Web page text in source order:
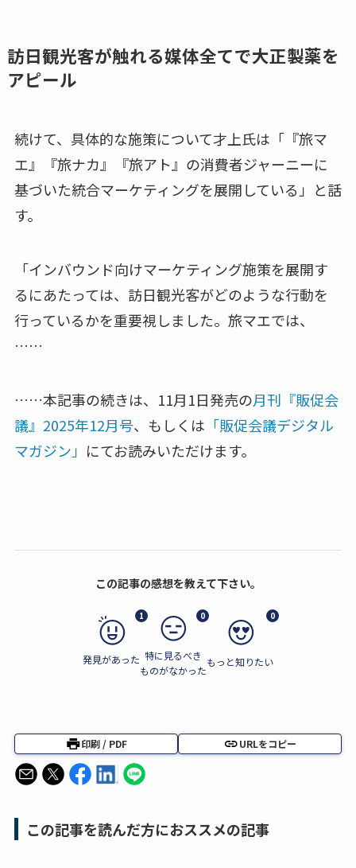
訪日観光客が触れる媒体全てで大正製薬を
アピール
続けて、具体的な施策について才上氏は「『旅マ
エ』『旅ナカ』『旅アト』の消費者ジャーニーに
基づいた統合マーケティングを展開している」と話
す。
「インバウンド向けマーケティング施策を展開す
るにあたっては、訪日観光客がどのような行動を
行っているかを重要視しました。旅マエでは、
……
……本記事の続きは、11月1日発売の月刊『販促会
議』2025年12月号、もしくは 「販促会議デジタル
マガジン」 にてお読みいただけます。
この記事の感想を教えて下さい。
1
発見があった
0
特に見るべき
ものがなかった
0
もっと知りたい
印刷 / PDF URLをコピー
この記事を読んだ方におススメの記事